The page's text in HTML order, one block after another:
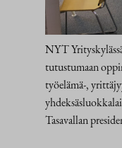
NYT
tutustumaan
työelämä-,
Tasavallan